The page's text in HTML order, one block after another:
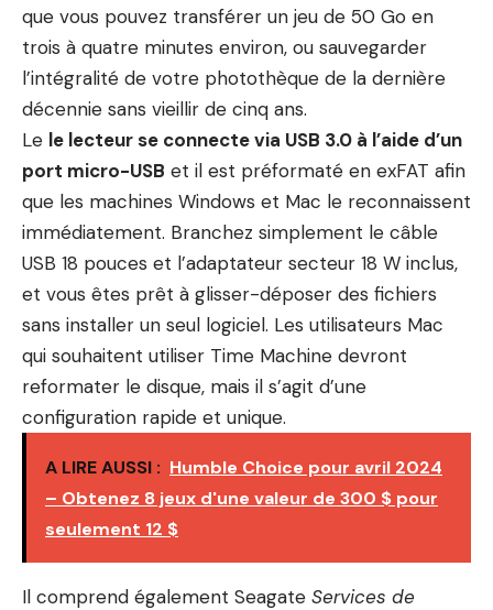
que vous pouvez transférer un jeu de 50 Go en
trois à quatre minutes environ, ou sauvegarder
l’intégralité de votre photothèque de la dernière
décennie sans vieillir de cinq ans.
Le le lecteur se connecte via USB 3.0 à l’aide d’un
port micro-USB et il est préformaté en exFAT afin
que les machines Windows et Mac le reconnaissent
immédiatement. Branchez simplement le câble
USB 18 pouces et l’adaptateur secteur 18 W inclus,
et vous êtes prêt à glisser-déposer des fichiers
sans installer un seul logiciel. Les utilisateurs Mac
qui souhaitent utiliser Time Machine devront
reformater le disque, mais il s’agit d’une
configuration rapide et unique.
A LIRE AUSSI : Humble Choice pour avril 2024
– Obtenez 8 jeux d'une valeur de 300 $ pour
seulement 12 $
Il comprend également Seagate Services de